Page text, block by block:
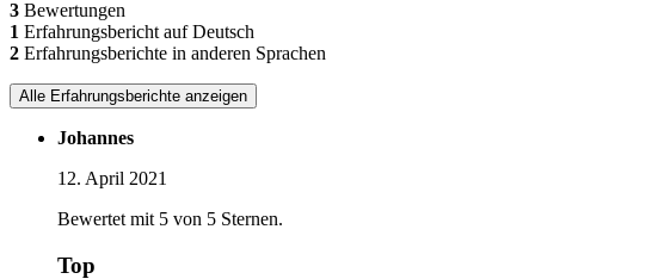
3 Bewertungen
1 Erfahrungsbericht auf Deutsch
2 Erfahrungsberichte in anderen Sprachen
Alle Erfahrungsberichte anzeigen
Johannes
12. April 2021
Bewertet mit 5 von 5 Sternen.
Top